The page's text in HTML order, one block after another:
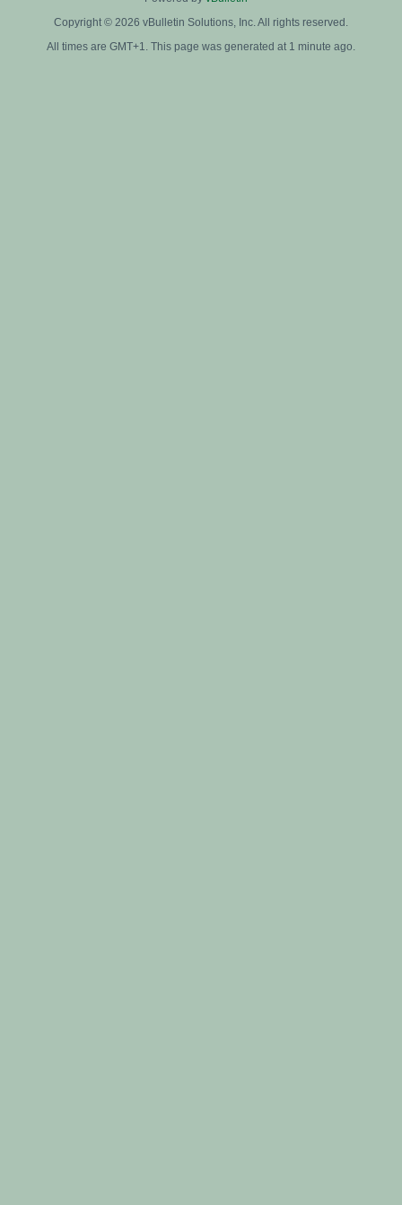
Copyright © 2026 vBulletin Solutions, Inc. All rights reserved.
All times are GMT+1. This page was generated at 1 minute ago.